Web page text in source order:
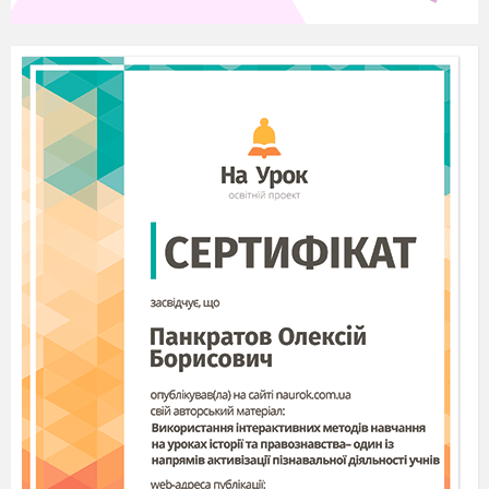
годинник»,
Хід роботи:
Вступне слово ведучого (3 хв.)
Бути батьком, означає щоденно, повсякчасно
віддавати душевні сили та енергію дитині. А
бути батьком особливої дитини – навантаження
більше в рази. Тому і емоційна втома, і
спустошення набагато гостріше, а вміння
допомогти собі в такій ситуації є потрібним і
обов’язковим. Найбільш вираженими
симптомами емоційного вигорання є
неадекватне виборче емоційне реагування і
редукція сімейних обов’язків. На стадії